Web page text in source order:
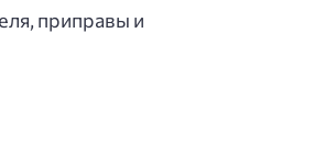
приправы и